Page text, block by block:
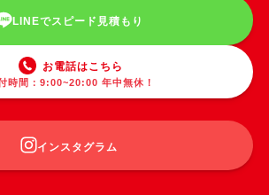
LINEでスピード見積もり
お電話はこちら
時間：9:00~20:00 年中無休！
インスタグラム